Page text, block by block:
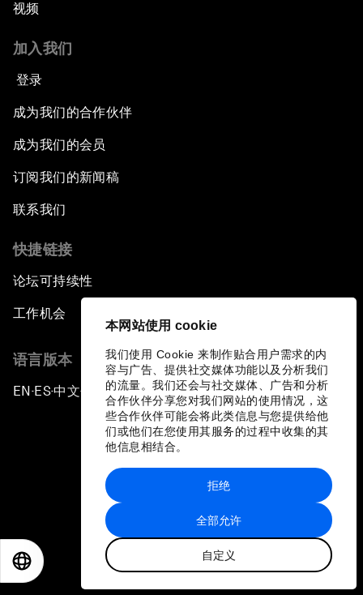
本网站使用 cookie
我们使用 Cookie 来制作贴合用户需求的内
容与广告、提供社交媒体功能以及分析我们
的流量。我们还会与社交媒体、广告和分析
合作伙伴分享您对我们网站的使用情况，这
些合作伙伴可能会将此类信息与您提供给他
们或他们在您使用其服务的过程中收集的其
他信息相结合。
全部允许
自定义
拒绝
视频
加入我们
登录
成为我们的合作伙伴
成为我们的会员
订阅我们的新闻稿
联系我们
快捷链接
论坛可持续性
工作机会
语言版本
EN ▪ES▪中文▪ 日本語
站点地图
世界经济论坛